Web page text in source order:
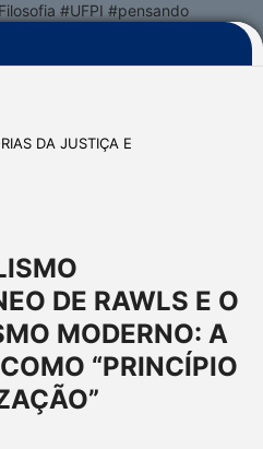
#UFPI #pensando
DA JUSTIÇA E
DE RAWLS E O
MODERNO: A
“PRINCÍPIO